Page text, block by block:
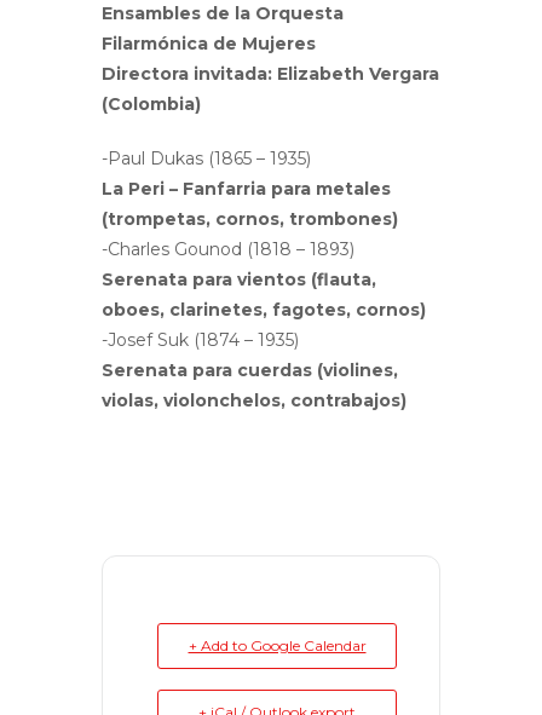
Ensambles de la Orquesta
Filarmónica de Mujeres
Directora invitada: Elizabeth Vergara
(Colombia)
-Paul Dukas (1865 – 1935)
La Peri – Fanfarria para metales
(trompetas, cornos, trombones)
-Charles Gounod (1818 – 1893)
Serenata para vientos (flauta,
oboes, clarinetes, fagotes, cornos)
-Josef Suk (1874 – 1935)
Serenata para cuerdas (violines,
violas, violonchelos, contrabajos)
+ Add to Google Calendar